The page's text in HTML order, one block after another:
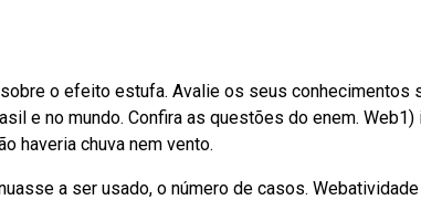
o efeito estufa. Avalie os seus conhecimentos
e no mundo. Confira as questões do enem.
haveria chuva nem vento.
a ser usado, o número de casos.